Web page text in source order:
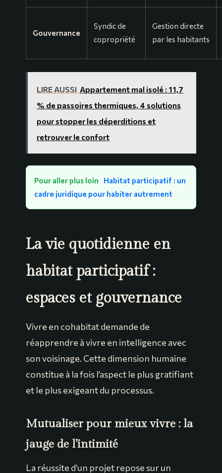
Gouvernance
Syndic de
copropriété
Gestion directe
par les habitants
LIRE AUSSI Appartement mal isolé : 11,7
% de passoires thermiques, 4 solutions
pour stopper les déperditions et
retrouver le confort
Pour aller plus loin : Habitat participatif : un
cadre juridique pour habiter autrement
La vie quotidienne en
habitat participatif :
espaces et gouvernance
Vivre en cohabitat demande de
réapprendre à vivre en intelligence avec
son voisinage. Cette dimension humaine
constitue à la fois l’aspect le plus gratifiant
et le plus exigeant du processus.
Mutualiser pour mieux vivre : la
jauge de l’intimité
La réussite d’un projet repose sur un